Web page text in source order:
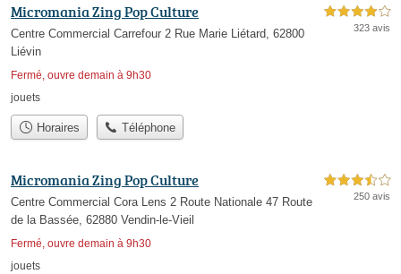
Micromania Zing Pop Culture
Centre Commercial Carrefour 2 Rue Marie Liétard, 62800
Liévin
Fermé, ouvre demain à 9h30
4,0 étoiles sur 5
323 avis
jouets
Horaires Téléphone
Micromania Zing Pop Culture
Centre Commercial Cora Lens 2 Route Nationale 47 Route
de la Bassée, 62880 Vendin-le-Vieil
Fermé, ouvre demain à 9h30
3,5 étoiles sur 5
250 avis
jouets